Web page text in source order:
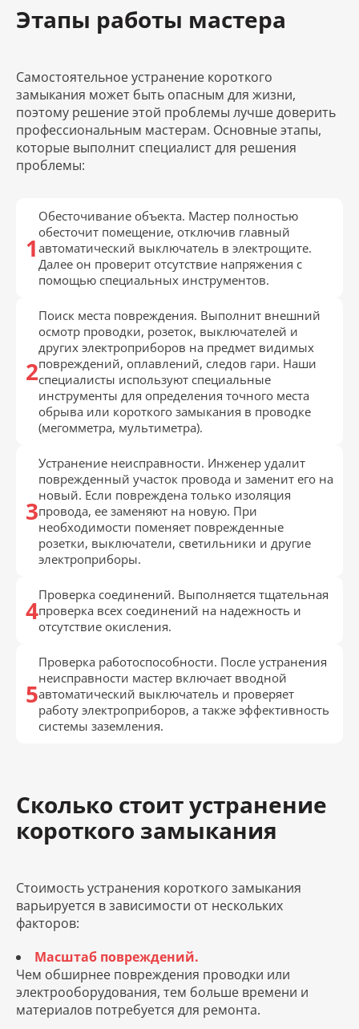
Этапы работы мастера
Самостоятельное устранение короткого
замыкания может быть опасным для жизни,
поэтому решение этой проблемы лучше доверить
профессиональным мастерам. Основные этапы,
которые выполнит специалист для решения
проблемы:
Обесточивание объекта. Мастер полностью
обесточит помещение, отключив главный
автоматический выключатель в электрощите.
Далее он проверит отсутствие напряжения с
помощью специальных инструментов.
Поиск места повреждения. Выполнит внешний
осмотр проводки, розеток, выключателей и
других электроприборов на предмет видимых
повреждений, оплавлений, следов гари. Наши
специалисты используют специальные
инструменты для определения точного места
обрыва или короткого замыкания в проводке
(мегомметра, мультиметра).
Устранение неисправности. Инженер удалит
поврежденный участок провода и заменит его на
новый. Если повреждена только изоляция
провода, ее заменяют на новую. При
необходимости поменяет поврежденные
розетки, выключатели, светильники и другие
электроприборы.
Проверка соединений. Выполняется тщательная
проверка всех соединений на надежность и
отсутствие окисления.
Проверка работоспособности. После устранения
неисправности мастер включает вводной
автоматический выключатель и проверяет
работу электроприборов, а также эффективность
системы заземления.
Сколько стоит устранение
короткого замыкания
Стоимость устранения короткого замыкания
варьируется в зависимости от нескольких
факторов:
Масштаб повреждений.
Чем обширнее повреждения проводки или
электрооборудования, тем больше времени и
материалов потребуется для ремонта.